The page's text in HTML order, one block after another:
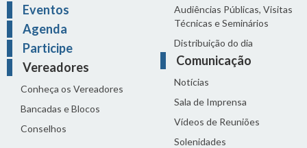
Eventos
Agenda
Participe
Vereadores
Conheça os Vereadores
Bancadas e Blocos
Conselhos
Audiências Públicas, Visitas
Técnicas e Seminários
Distribuição do dia
Comunicação
Notícias
Sala de Imprensa
Vídeos de Reuniões
Solenidades